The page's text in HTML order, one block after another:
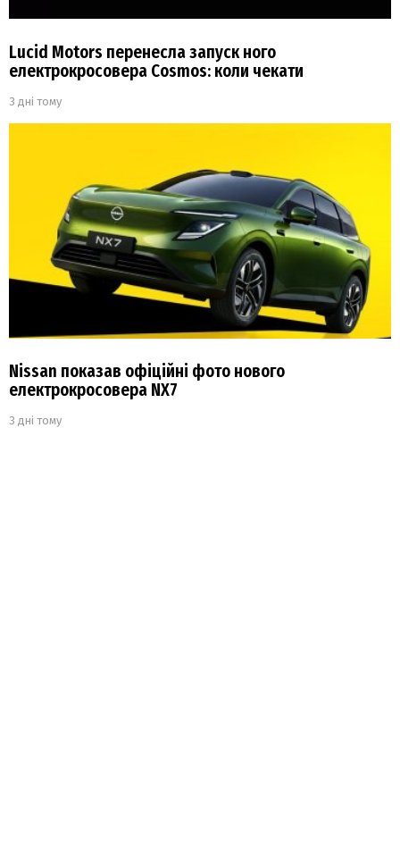
Lucid Motors перенесла запуск ного
електрокросовера Cosmos: коли чекати
3 дні тому
Nissan показав офіційні фото нового
електрокросовера NX7
3 дні тому